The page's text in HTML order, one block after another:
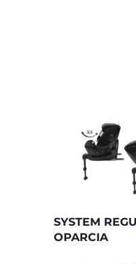
SYSTEM
OPARCIA